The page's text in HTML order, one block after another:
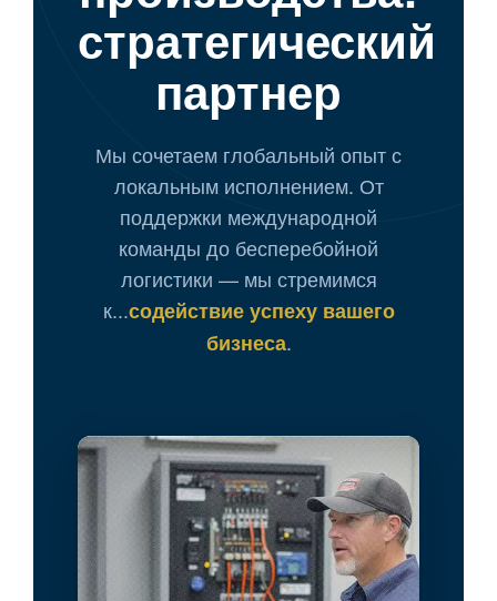
стратегический
партнер
Мы сочетаем глобальный опыт с
локальным исполнением. От
поддержки международной
команды до бесперебойной
логистики — мы стремимся
к...содействие успеху вашего
бизнеса.